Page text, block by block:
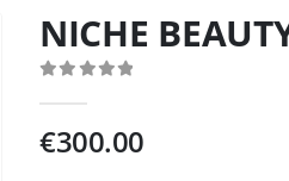
NICHE
€300.00